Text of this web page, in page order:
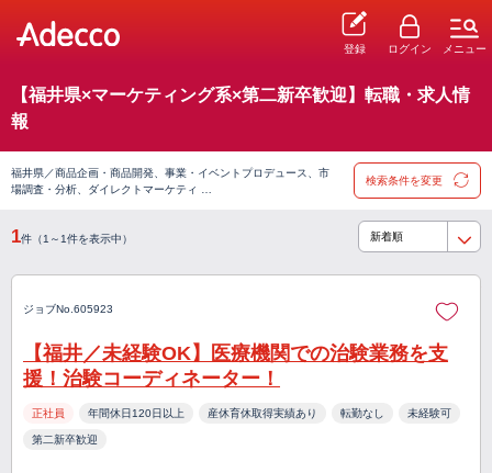
登録 ログイン メニュー
【福井県×マーケティング系×第二新卒歓迎】転職・求人情
報
福井県／商品企画・商品開発、事業・イベントプロデュース、市
場調査・分析、ダイレクトマーケティ …
検索条件を変更
1件（1～1件を表示中）
ジョブNo.605923
【福井／未経験OK】医療機関での治験業務を支
援！治験コーディネーター！
正社員 年間休日120日以上 産休育休取得実績あり 転勤なし 未経験可
第二新卒歓迎